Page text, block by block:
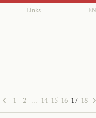
Links EN
1 2 … 14 15 16 17 18